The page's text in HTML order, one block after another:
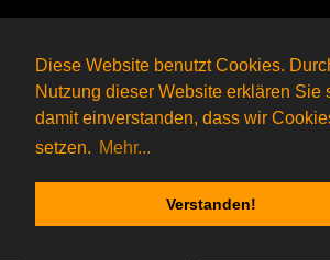
Diese Website benutzt Cookies.
Nutzung dieser Website erklären Sie
damit einverstanden, dass wir
setzen. Mehr...
Verstanden!
Das nächste Rätsel ist in Arbeit
27 Gagolganeronline(0 registrierte und 27 Gäste)
Gagolganer:
9732Rätsel online: